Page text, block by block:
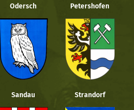
Odersch Petershofen
Sandau Strandorf